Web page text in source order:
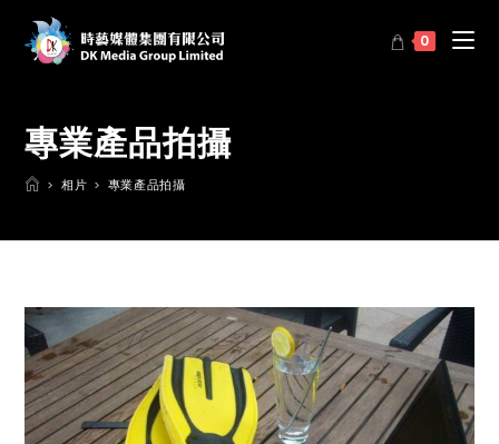
0
專業產品拍攝
> 相片 > 專業產品拍攝